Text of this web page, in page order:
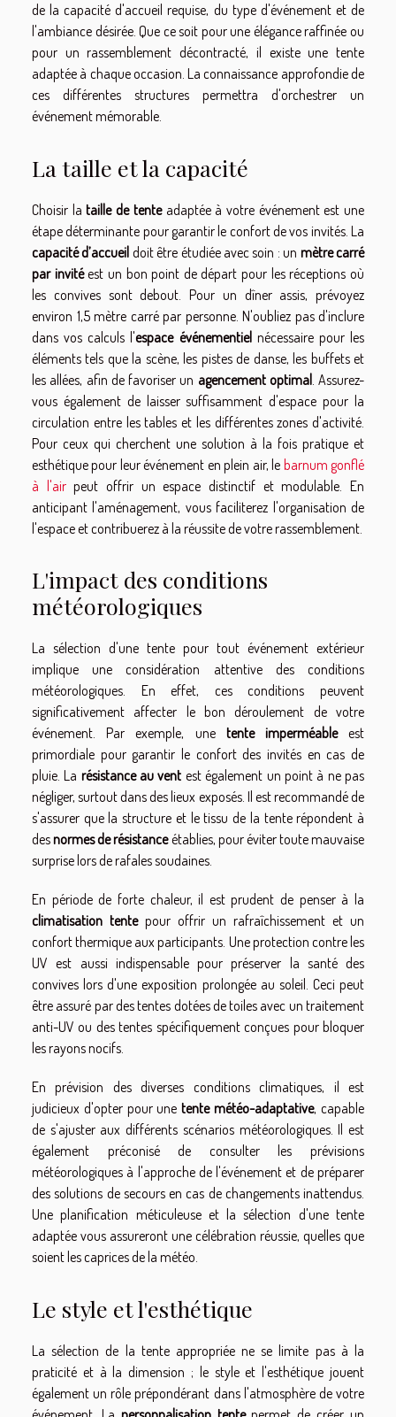
de la capacité d'accueil requise, du type d'événement et de
l'ambiance désirée. Que ce soit pour une élégance raffinée ou
pour un rassemblement décontracté, il existe une tente
adaptée à chaque occasion. La connaissance approfondie de
ces différentes structures permettra d'orchestrer un
événement mémorable.
La taille et la capacité
Choisir lataille de tenteadaptée à votre événement est une
étape déterminante pour garantir le confort de vos invités. La
capacité d’accueil doit être étudiée avec soin : un mètre carré
par invitéest un bon point de départ pour les réceptions où
les convives sont debout. Pour un dîner assis, prévoyez
environ 1,5 mètre carré par personne. N'oubliez pas d'inclure
dans vos calculs l'espace événementielnécessaire pour les
éléments tels que la scène, les pistes de danse, les buffets et
les allées, afin de favoriser un agencement optimal. Assurez-
vous également de laisser suffisamment d'espace pour la
circulation entre les tables et les différentes zones d'activité.
Pour ceux qui cherchent une solution à la fois pratique et
esthétique pour leur événement en plein air, le barnum gonflé
à l'airpeut offrir un espace distinctif et modulable. En
anticipant l'aménagement, vous faciliterez l'organisation de
l'espace et contribuerez à la réussite de votre rassemblement.
L'impact des conditions
météorologiques
La sélection d'une tente pour tout événement extérieur
implique une considération attentive des conditions
météorologiques. En effet, ces conditions peuvent
significativement affecter le bon déroulement de votre
événement. Par exemple, une tente imperméableest
primordiale pour garantir le confort des invités en cas de
pluie. La résistance au vent est également un point à ne pas
négliger, surtout dans des lieux exposés. Il est recommandé de
s'assurer que la structure et le tissu de la tente répondent à
desnormes de résistanceétablies, pour éviter toute mauvaise
surprise lors de rafales soudaines.
En période de forte chaleur, il est prudent de penser à la
climatisation tentepour offrir un rafraîchissement et un
confort thermique aux participants. Une protection contre les
UV est aussi indispensable pour préserver la santé des
convives lors d'une exposition prolongée au soleil. Ceci peut
être assuré par des tentes dotées de toiles avec un traitement
anti-UV ou des tentes spécifiquement conçues pour bloquer
les rayons nocifs.
En prévision des diverses conditions climatiques, il est
judicieux d'opter pour unetente météo-adaptative, capable
de s'ajuster aux différents scénarios météorologiques. Il est
également préconisé de consulter les prévisions
météorologiques à l'approche de l'événement et de préparer
des solutions de secours en cas de changements inattendus.
Une planification méticuleuse et la sélection d'une tente
adaptée vous assureront une célébration réussie, quelles que
soient les caprices de la météo.
Le style et l'esthétique
La sélection de la tente appropriée ne se limite pas à la
praticité et à la dimension ; le style et l'esthétique jouent
également un rôle prépondérant dans l'atmosphère de votre